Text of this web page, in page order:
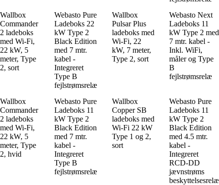
Wallbox
Commander
2 ladeboks
med Wi-Fi,
22 kW, 5
meter, Type
2, sort
Webasto Pure
Ladeboks 22
kW Type 2
Black Edition
med 7 mtr.
kabel -
Integreret
Type B
fejlstrømsrelæ
Wallbox
Pulsar Plus
ladeboks med
Wi-Fi, 22
kW, 7 meter,
Type 2, sort
Webasto Next
Ladeboks 11
kW Type 2 med
7 mtr. kabel -
Inkl. WiFi,
måler og Type
B
fejlstrømsrelæ
Wallbox
Commander
2 ladeboks
med Wi-Fi,
22 kW, 5
meter, Type
2, hvid
Webasto Pure
Ladeboks 11
kW Type 2
Black Edition
med 7 mtr.
kabel -
Integreret
Type B
fejlstrømsrelæ
Wallbox
Copper SB
ladeboks med
Wi-Fi 22 kW
Type 1 og 2,
sort
Webasto Pure
Ladeboks 11
kW Type 2
Black Edition
med 4.5 mtr.
kabel -
Integreret
RCD-DD
jævnstrøms
beskyttelsesrelæ